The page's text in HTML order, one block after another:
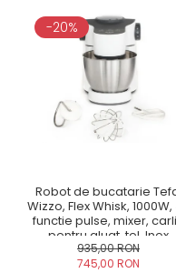
-20%
Robot de bucatarie
Wizzo, Flex Whisk, 1000W,
functie pulse, mixer,
pentru aluat, tel, Inox
935,00 RON
745,00 RON